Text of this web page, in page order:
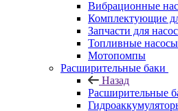
Вибрационные
Комплектующие
Запчасти для
Топливные насосы
Мотопомпы
Расширительные баки
Назад
Расширительные